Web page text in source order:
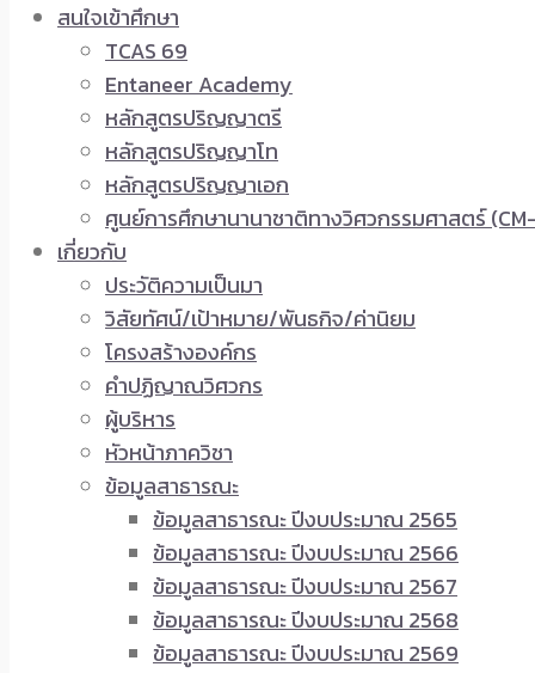
สนใจเข้าศึกษา
TCAS 69
Entaneer Academy
หลักสูตรปริญญาตรี
หลักสูตรปริญญาโท
หลักสูตรปริญญาเอก
ศูนย์การศึกษานานาชาติทางวิศวกรรมศาสตร์
เกี่ยวกับ
ประวัติความเป็นมา
วิสัยทัศน์/เป้าหมาย/พันธกิจ/ค่านิยม
โครงสร้างองค์กร
คำปฏิญาณวิศวกร
ผู้บริหาร
หัวหน้าภาควิชา
ข้อมูลสาธารณะ
ข้อมูลสาธารณะ ปีงบประมาณ 2565
ข้อมูลสาธารณะ ปีงบประมาณ 2566
ข้อมูลสาธารณะ ปีงบประมาณ 2567
ข้อมูลสาธารณะ ปีงบประมาณ 2568
ข้อมูลสาธารณะ ปีงบประมาณ 2569